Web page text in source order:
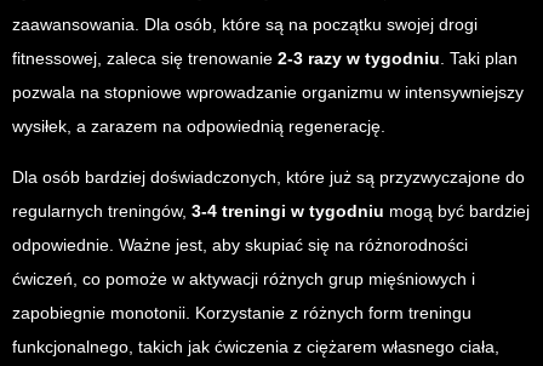
zaawansowania. Dla osób, które są na początku swojej drogi
fitnessowej, zaleca się trenowanie 2-3 razy w tygodniu. Taki plan
pozwala na stopniowe wprowadzanie organizmu w intensywniejszy
wysiłek, a zarazem na odpowiednią regenerację.
Dla osób bardziej doświadczonych, które już są przyzwyczajone do
regularnych treningów, 3-4 treningi w tygodniu mogą być bardziej
odpowiednie. Ważne jest, aby skupiać się na różnorodności
ćwiczeń, co pomoże w aktywacji różnych grup mięśniowych i
zapobiegnie monotonii. Korzystanie z różnych form treningu
funkcjonalnego, takich jak ćwiczenia z ciężarem własnego ciała,